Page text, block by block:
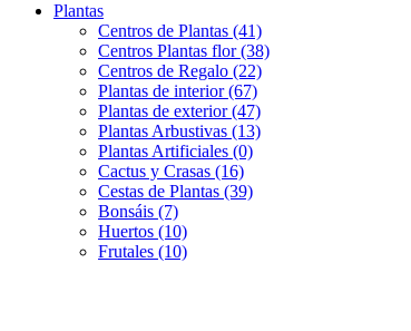
Plantas
Centros de Plantas (41)
Centros Plantas flor (38)
Centros de Regalo (22)
Plantas de interior (67)
Plantas de exterior (47)
Plantas Arbustivas (13)
Plantas Artificiales (0)
Cactus y Crasas (16)
Cestas de Plantas (39)
Bonsáis (7)
Huertos (10)
Frutales (10)